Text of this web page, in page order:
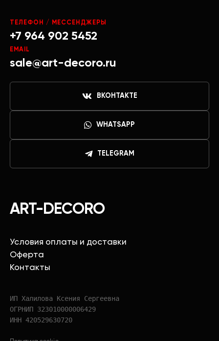
ART-DECORO
Условия оплаты и доставки
Оферта
Контакты
ИП Халилова Ксения Сергеевна
ОГРНИП 323010000006429
ИНН 420529630720
ТЕЛЕФОН / МЕССЕНДЖЕРЫ
+7 964 902 5452
EMAIL
sale@art-decoro.ru
ВКОНТАКТЕ
WHATSAPP
TELEGRAM